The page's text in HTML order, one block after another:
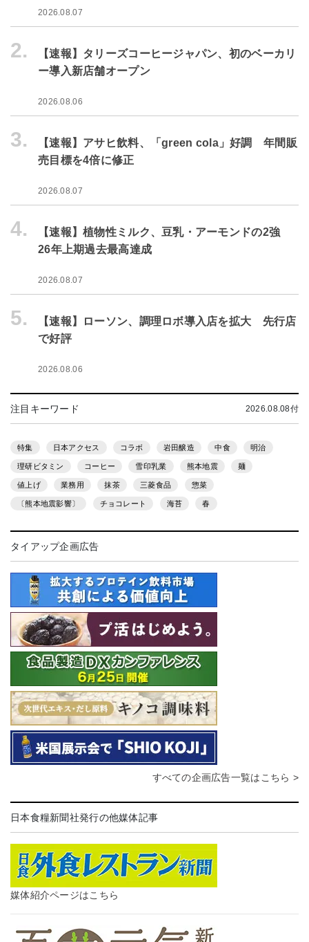
2026.08.07
2.
【速報】タリーズコーヒージャパン、初のベーカリ
ー導入新店舗オープン
2026.08.06
3.
【速報】アサヒ飲料、「green cola」好調 年間販
売目標を4倍に修正
2026.08.07
4.
【速報】植物性ミルク、豆乳・アーモンドの2強
26年上期過去最高達成
2026.08.07
5.
【速報】ローソン、調理ロボ導入店を拡大 先行店
で好評
2026.08.06
注目キーワード 2026.08.08付
特集 日本アクセス コラボ 岩田醸造 中食 明治
理研ビタミン コーヒー 雪印乳業 熊本地震 麺
値上げ 業務用 抹茶 三菱食品 惣菜
〔熊本地震影響〕 チョコレート 海苔 春
タイアップ企画広告
すべての企画広告一覧はこちら >
日本食糧新聞社発行の他媒体記事
媒体紹介ページはこちら